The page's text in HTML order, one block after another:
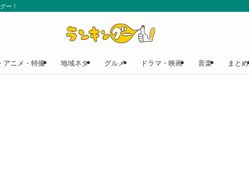
ー！
アニメ・特撮 地域ネタ グルメ ドラマ・映画 音楽 まとめ